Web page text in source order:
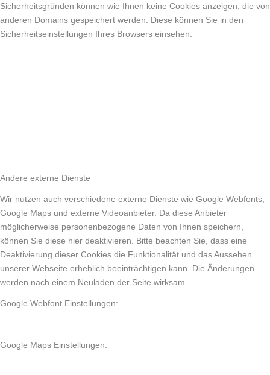
Sicherheitsgründen können wie Ihnen keine Cookies anzeigen, die von
anderen Domains gespeichert werden. Diese können Sie in den
Sicherheitseinstellungen Ihres Browsers einsehen.
Andere externe Dienste
Wir nutzen auch verschiedene externe Dienste wie Google Webfonts,
Google Maps und externe Videoanbieter. Da diese Anbieter
möglicherweise personenbezogene Daten von Ihnen speichern,
können Sie diese hier deaktivieren. Bitte beachten Sie, dass eine
Deaktivierung dieser Cookies die Funktionalität und das Aussehen
unserer Webseite erheblich beeinträchtigen kann. Die Änderungen
werden nach einem Neuladen der Seite wirksam.
Google Webfont Einstellungen:
Google Maps Einstellungen: